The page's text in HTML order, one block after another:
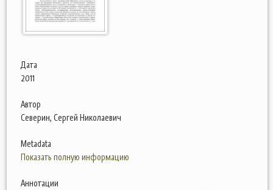
Дата
2011
Автор
Северин, Сергей Николаевич
Metadata
Показать полную информацию
Аннотации